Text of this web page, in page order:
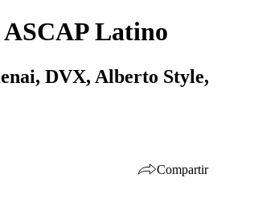
Latino
DVX, Alberto Style,
Compartir